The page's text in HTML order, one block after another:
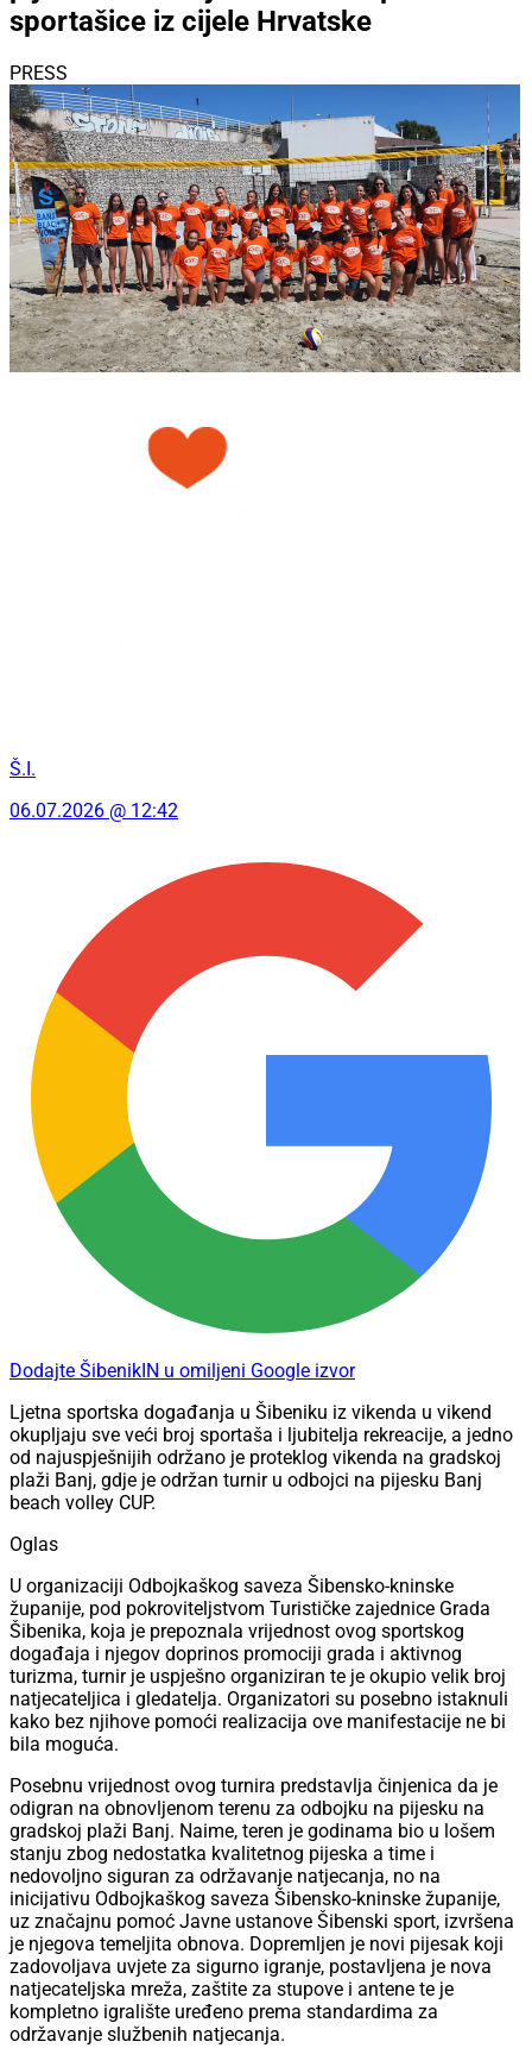
sportašice iz cijele Hrvatske
PRESS
Š.I.
06.07.2026 @ 12:42
Dodajte ŠibenikIN u omiljeni Google izvor
Ljetna sportska događanja u Šibeniku iz vikenda u vikend
okupljaju sve veći broj sportaša i ljubitelja rekreacije, a jedno
od najuspješnijih održano je proteklog vikenda na gradskoj
plaži Banj, gdje je održan turnir u odbojci na pijesku Banj
beach volley CUP.
Oglas
U organizaciji Odbojkaškog saveza Šibensko-kninske
županije, pod pokroviteljstvom Turističke zajednice Grada
Šibenika, koja je prepoznala vrijednost ovog sportskog
događaja i njegov doprinos promociji grada i aktivnog
turizma, turnir je uspješno organiziran te je okupio velik broj
natjecateljica i gledatelja. Organizatori su posebno istaknuli
kako bez njihove pomoći realizacija ove manifestacije ne bi
bila moguća.
Posebnu vrijednost ovog turnira predstavlja činjenica da je
odigran na obnovljenom terenu za odbojku na pijesku na
gradskoj plaži Banj. Naime, teren je godinama bio u lošem
stanju zbog nedostatka kvalitetnog pijeska a time i
nedovoljno siguran za održavanje natjecanja, no na
inicijativu Odbojkaškog saveza Šibensko-kninske županije,
uz značajnu pomoć Javne ustanove Šibenski sport, izvršena
je njegova temeljita obnova. Dopremljen je novi pijesak koji
zadovoljava uvjete za sigurno igranje, postavljena je nova
natjecateljska mreža, zaštite za stupove i antene te je
kompletno igralište uređeno prema standardima za
održavanje službenih natjecanja.